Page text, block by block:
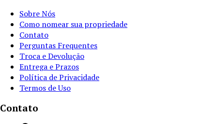
Sobre Nós
Como nomear sua propriedade
Contato
Perguntas Frequentes
Troca e Devolução
Entrega e Prazos
Política de Privacidade
Termos de Uso
Contato